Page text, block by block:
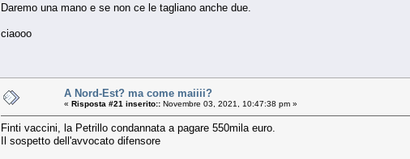
Daremo una mano e se non ce le tagliano anche due.
ciaooo
A Nord-Est? ma come maiiii?
« Risposta #21 inserito:: Novembre 03, 2021, 10:47:38 pm »
Finti vaccini, la Petrillo condannata a pagare 550mila euro.
Il sospetto dell'avvocato difensore